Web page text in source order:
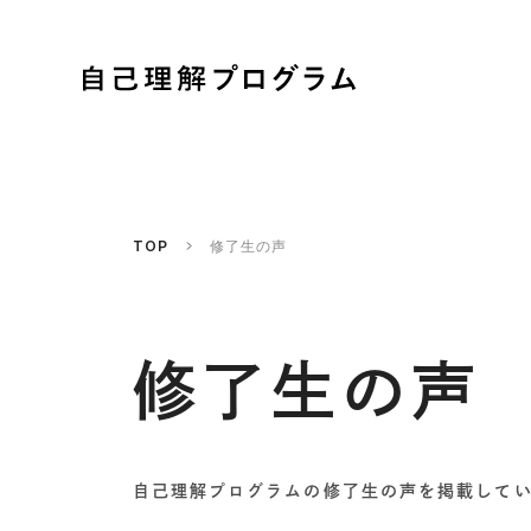
TOP 修了生の声
修了生の声
自己理解プログラムの修了生の声を掲載して